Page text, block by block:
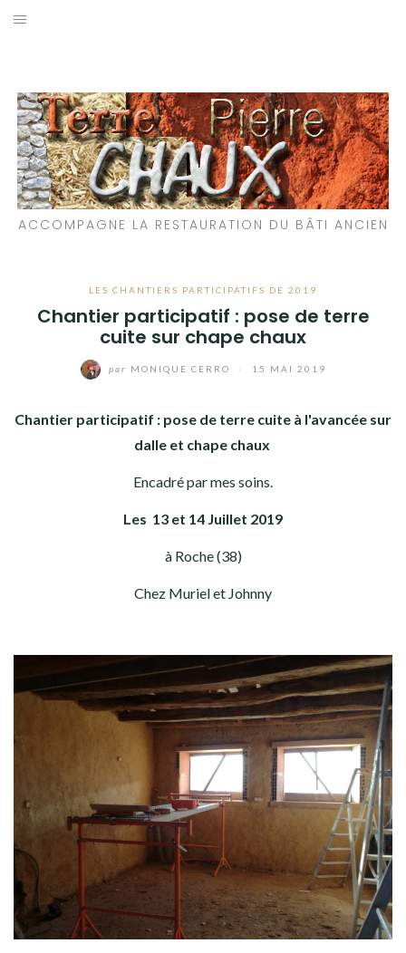
Aller
ACCOMPAGNE LA RESTAURATION DU BÂTI ANCIEN
LES CHANTIERS PARTICIPATIFS DE 2019
Chantier participatif : pose de terre
cuite sur chape chaux
par MONIQUE CERRO 15 MAI 2019
Chantier participatif : pose de terre cuite à l'avancée sur
dalle et chape chaux
Encadré par mes soins.
Les 13 et 14 Juillet 2019
à Roche (38)
Chez Muriel et Johnny
PARTICIPATIFS
CHANTIERS RÉALISÉS
QUE PROPOSONS-NOUS ?